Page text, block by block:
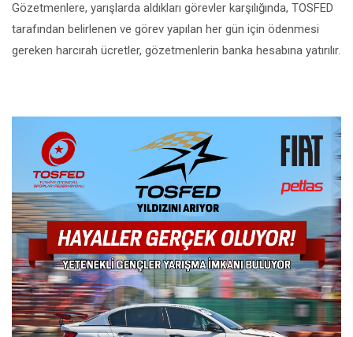
Gözetmenlere, yarışlarda aldıkları görevler karşılığında, TOSFED
tarafından belirlenen ve görev yapılan her gün için ödenmesi
gereken harcırah ücretler, gözetmenlerin banka hesabına yatırılır.